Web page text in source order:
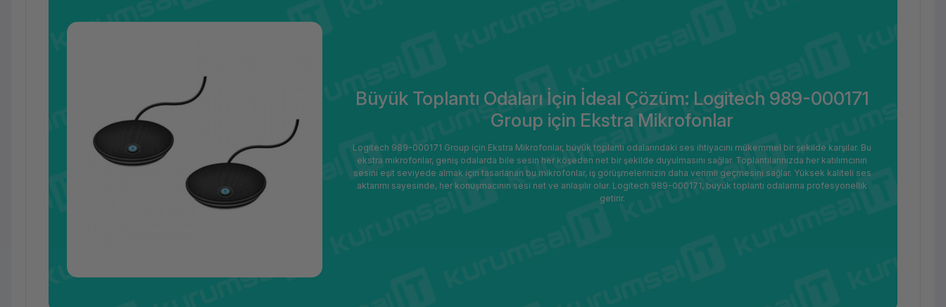
Büyük Toplantı Odaları İçin İdeal Çözüm: Logitech 989-000171
Group için Ekstra Mikrofonlar
Logitech 989-000171 Group için Ekstra Mikrofonlar, büyük toplantı odalarındaki ses ihtiyacını mükemmel bir şekilde karşılar. Bu
ekstra mikrofonlar, geniş odalarda bile sesin her köşeden net bir şekilde duyulmasını sağlar. Toplantılarınızda her katılımcının
sesini eşit seviyede almak için tasarlanan bu mikrofonlar, iş görüşmelerinizin daha verimli geçmesini sağlar. Yüksek kaliteli ses
aktarımı sayesinde, her konuşmacının sesi net ve anlaşılır olur. Logitech 989-000171, büyük toplantı odalarına profesyonellik
getirir.